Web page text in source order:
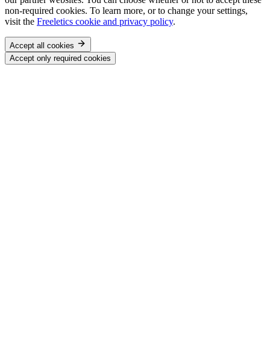
non-required cookies. To learn more, or to change your settings,
visit the Freeletics cookie and privacy policy.
Accept all cookies
Accept only required cookies